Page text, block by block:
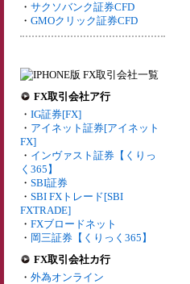
・ サクソバンク証券CFD
・ GMOクリック証券CFD
FX取引会社ア行
・ IG証券[FX]
・ アイネット証券[アイネット
FX]
・ インヴァスト証券【くりっ
く365】
・ SBI証券
・ SBI FXトレード[SBI
FXTRADE]
・ FXブロードネット
・ 岡三証券【くりっく365】
FX取引会社カ行
・ 外為オンライン